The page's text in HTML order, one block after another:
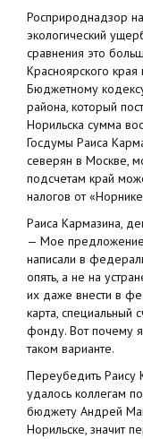
Росприроднадзор
экологический
сравнения это
Красноярского
Бюджетному
района, который
Норильска сумма
Госдумы Раиса
северян в Москве,
подсчетам край
налогов от
Раиса Кармазина,
— Мое предложение
написали в
опять, а не на
их даже внести в
карта, специальный
фонду. Вот почему
таком варианте.
Переубедить Раису
удалось коллегам
бюджету Андрей
Норильске, значит